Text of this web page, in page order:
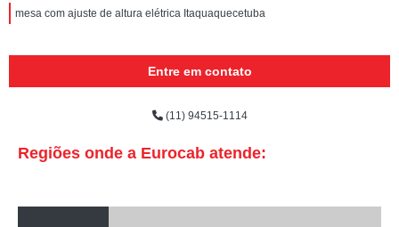
mesa com ajuste de altura elétrica Itaquaquecetuba
Entre em contato
(11) 94515-1114
Regiões onde a Eurocab atende: